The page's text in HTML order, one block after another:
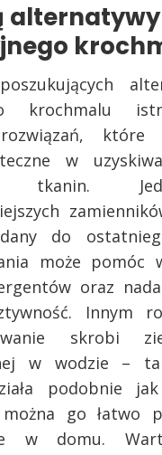
krochmalu
w
tkanin.
do
może pomóc
oraz
Innym
skrobi
w wodzie –
podobnie
go łatwo
w domu.